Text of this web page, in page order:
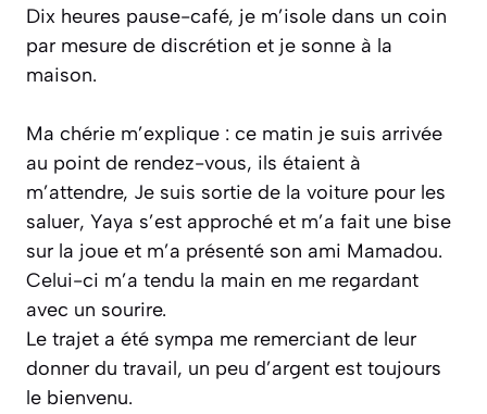
Dix heures pause-café, je m’isole dans un coin
par mesure de discrétion et je sonne à la
maison.
Ma chérie m’explique : ce matin je suis arrivée
au point de rendez-vous, ils étaient à
m’attendre, Je suis sortie de la voiture pour les
saluer, Yaya s’est approché et m’a fait une bise
sur la joue et m’a présenté son ami Mamadou.
Celui-ci m’a tendu la main en me regardant
avec un sourire.
Le trajet a été sympa me remerciant de leur
donner du travail, un peu d’argent est toujours
le bienvenu.